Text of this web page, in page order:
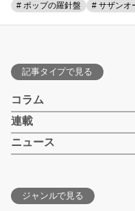
# ポップの羅針盤 # サザンオ
記事タイプで見る
コラム
連載
ニュース
ジャンルで見る